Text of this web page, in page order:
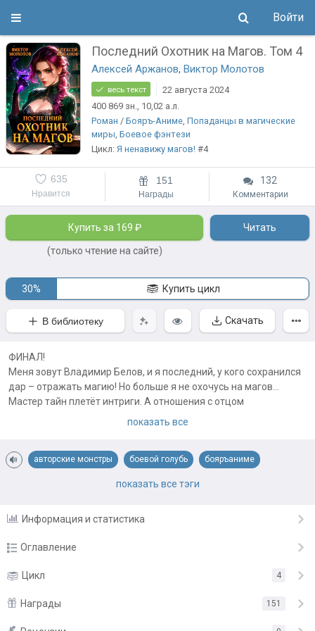
Войти
Последний Охотник на Магов. Том 4
Алексей Аржанов,Виктор Молотов
весь текст
22 августа 2024
400 869 зн., 10,02 а.л.
Роман /Бояръ-Аниме,Попаданцы в магические
миры,Боевое фэнтези
Цикл:Я ненавижу магов! #4
Нравится
635 151
Награды
132
Комментарии
Купить за 169 ₽
(только чтение на сайте)
Читать
30% Купить цикл
В библиотеку Скачать
ФИНАЛ!
Меня зовут Владимир Белов, и я последний, у кого сохранился
дар – отражать магию! Но больше я не охочусь на магов...
Мастер тайн плетёт интриги. А отношения с отцом
https://author.today/work/349361
показать все
авторские монстры боевой голубь бояръаниме
от слабого до сильного
показать все тэги
Информация и статистика
Оглавление
Глава 1 19.07.24
Глава 2 21.07.24
Глава 3 23.07.24
Цикл 4
Награды 151